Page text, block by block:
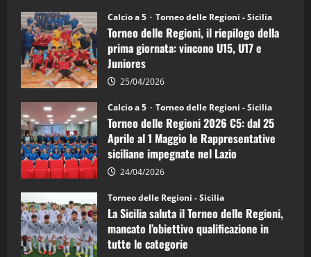
Juniores
è
vicecampione
d’Italia
Calcio a 5 Torneo delle Regioni - Sicilia
Torneo delle Regioni, il riepilogo della
prima giornata: vincono U15, U17 e
Juniores
25/04/2026
Calcio a 5 Torneo delle Regioni - Sicilia
Torneo delle Regioni 2026 C5: dal 25
Aprile al 1 Maggio le Rappresentative
siciliane impegnate nel Lazio
24/04/2026
Torneo delle Regioni - Sicilia
La Sicilia saluta il Torneo delle Regioni,
mancato l’obiettivo qualificazione in
tutte le categorie